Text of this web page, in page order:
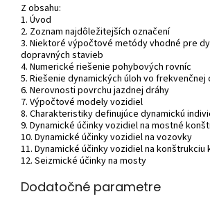
Z obsahu:
1. Úvod
2. Zoznam najdôležitejších označení
3. Niektoré výpočtové metódy vhodné pre
dopravných stavieb
4. Numerické riešenie pohybových rovníc
5. Riešenie dynamických úloh vo frekvenčnej
6. Nerovnosti povrchu jazdnej dráhy
7. Výpočtové modely vozidiel
8. Charakteristiky definujúce dynamickú
9. Dynamické účinky vozidiel na mostné
10. Dynamické účinky vozidiel na vozovky
11. Dynamické účinky vozidiel na konštrukciu
12. Seizmické účinky na mosty
Dodatočné parametre